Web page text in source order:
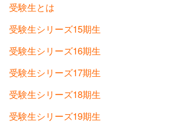
受験生とは
受験生シリーズ15期生
受験生シリーズ16期生
受験生シリーズ17期生
受験生シリーズ18期生
受験生シリーズ19期生